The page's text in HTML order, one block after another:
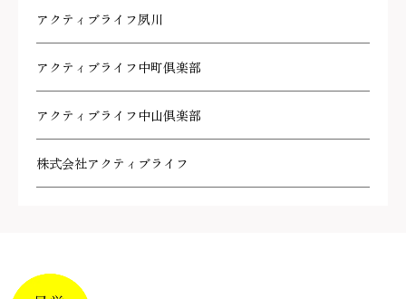
アクティブライフ夙川
アクティブライフ中町倶楽部
アクティブライフ中山倶楽部
株式会社アクティブライフ